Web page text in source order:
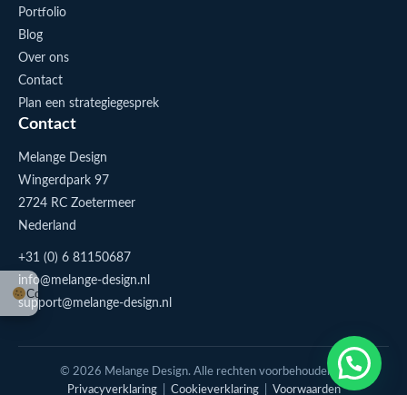
Cookie-instellingen
Stuur me een appje
Portfolio
Blog
Over ons
Contact
Plan een strategiegesprek
Contact
Melange Design
Wingerdpark 97
2724 RC Zoetermeer
Nederland
+31 (0) 6 81150687
info@melange-design.nl
support@melange-design.nl
© 2026 Melange Design. Alle rechten voorbehouden. |
Privacyverklaring| Cookieverklaring| Voorwaarden